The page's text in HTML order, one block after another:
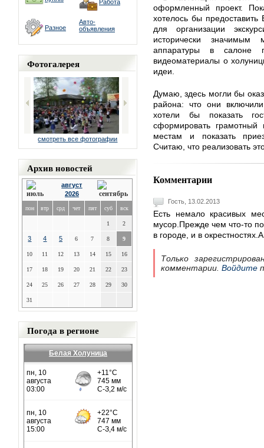
Работа
Разное
Авто-
объявления
Фотогалерея
смотреть все фотографии
Архив новостей
август
2026
пон втр срд чет пят суб вск
1 2
3 4 5 6 7 8 9
10 11 12 13 14 15 16
17 18 19 20 21 22 23
24 25 26 27 28 29 30
31
Погода в регионе
Белая Холуница
оформленный проект.
хотелось бы
для организации
исторически
аппаратуры в салоне
видеоматериалы о
идеи.
Думаю, здесь могли бы
района: что они
хотели бы показать
сформировать грамотный
местам и показать
Считаю, что реализовать
Комментарии
Гость, 13.02.2013
Есть немало красивых
мусор.Прежде чем что-то
в городе, и в
Только
комментарии. Войдите